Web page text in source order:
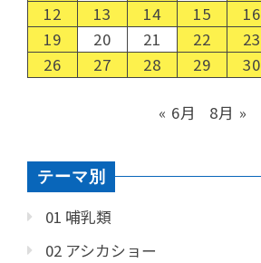
12
13 14 15 16
19
20 21 22 23
26
27 28 29 30
« 6月 8月 »
テーマ別
01 哺乳類
02 アシカショー